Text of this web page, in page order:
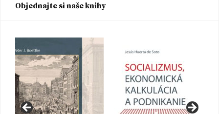
Objednajte si naše knihy